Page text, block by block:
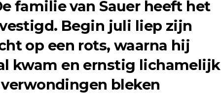
familie van Sauer heeft het
Begin juli liep zijn
op een rots, waarna hij
kwam en ernstig lichamelijk
bleken